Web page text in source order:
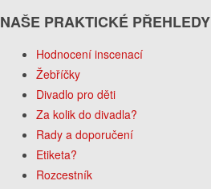
NAŠE PRAKTICKÉ PŘEHLEDY
Hodnocení inscenací
Žebříčky
Divadlo pro děti
Za kolik do divadla?
Rady a doporučení
Etiketa?
Rozcestník